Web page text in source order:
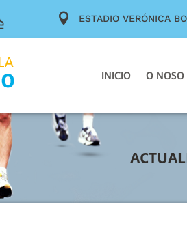
 ESTADIO VERÓNICA
INICIO O NOSO